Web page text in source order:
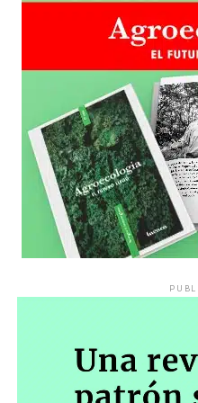
Década perdida:
mamá de Lucía
grupos de amigos, novios.
sensibilidad al tema, la
estratégica, hay que evitar
es a través del
pregunta», comparte